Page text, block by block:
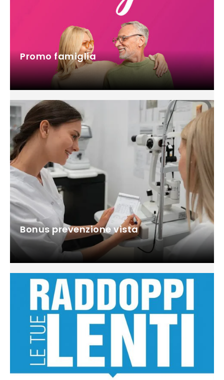
Promo famiglia
Bonus prevenzione vista